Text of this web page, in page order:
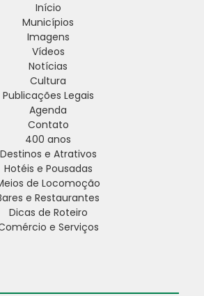
Início
Municípios
Imagens
Vídeos
Notícias
Cultura
Publicações Legais
Agenda
Contato
400 anos
Destinos e Atrativos
Hotéis e Pousadas
de Locomoção
e Restaurantes
Dicas de Roteiro
e Serviços